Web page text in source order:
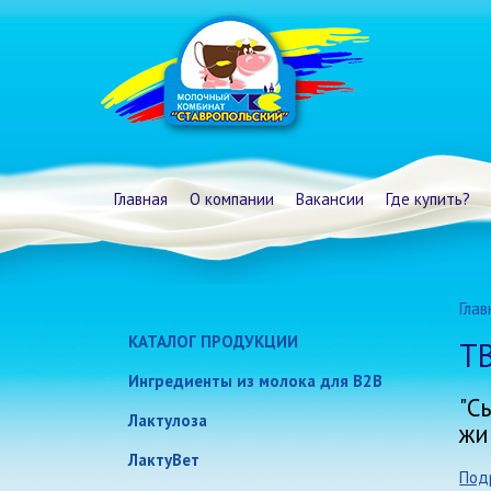
Главная О компании Вакансии Где купить?
КАТАЛОГ ПРОДУКЦИИ
Молоко и сливки
Традиционные кисломолочные
Ингредиенты из молока для B2B
Лактулоза
ЛактуВет